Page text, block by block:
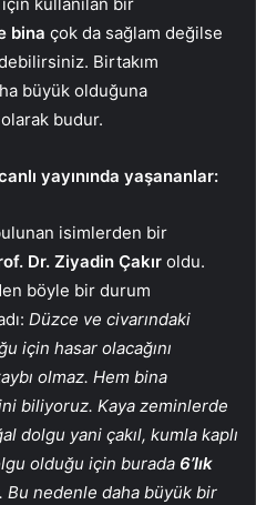
kullanılan bir
bina çok da sağlam değilse
Birtakım
büyük olduğuna
budur.
yayınında yaşananlar:
isimlerden bir
Dr. Ziyadin Çakır oldu.
böyle bir durum
Düzce ve civarındaki
için hasar olacağını
olmaz. Hem bina
biliyoruz. Kaya zeminlerde
dolgu yani çakıl, kumla kaplı
olduğu için burada 6’lık
. Bu nedenle daha büyük bir